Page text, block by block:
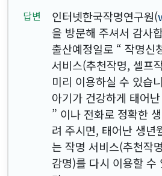
인터넷한국작명연구원(
을 방문해 주셔서 감사
출산예정일로 “ 작명신
서비스(추천작명, 셀프
미리 이용하실 수 있습
아기가 건강하게 태어
” 이나 전화로 정확한
려 주시면, 태어난 생년
는 작명 서비스(추천작
감명)를 다시 이용할 수